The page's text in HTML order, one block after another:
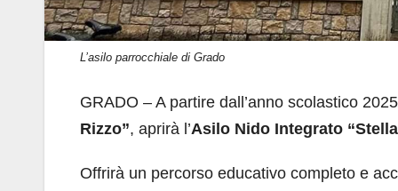
L’asilo parrocchiale di Grado
GRADO – A partire dall’anno scolastico
Rizzo”, aprirà l’Asilo Nido Integrato
Offrirà un percorso educativo completo e